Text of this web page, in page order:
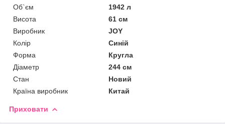
Об`єм
1942 л
Висота
61 см
Виробник
JOY
Колір
Синій
Форма
Кругла
Діаметр
244 см
Стан
Новий
Країна виробник
Китай
Приховати